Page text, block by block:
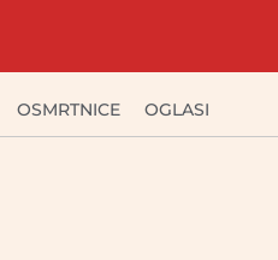
OSMRTNICE OGLASI